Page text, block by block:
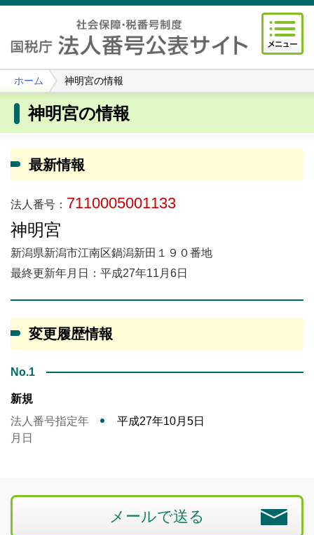
ホーム 神明宮の情報
神明宮の情報
最新情報
法人番号： 7110005001133
神明宮
新潟県新潟市江南区鍋潟新田１９０番地
最終更新年月日：平成27年11月6日
変更履歴情報
No.1
新規
法人番号指定年
月日
平成27年10月5日
メールで送る